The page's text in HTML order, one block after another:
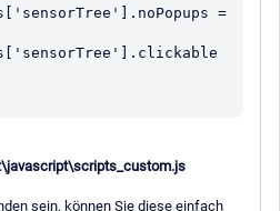
=
sein, können Sie diese einfach